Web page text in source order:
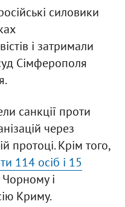
силовики
і затримали
Сімферополя
санкції проти
через
протоці. Крім того,
114 осіб і 15
Чорному і
Криму.